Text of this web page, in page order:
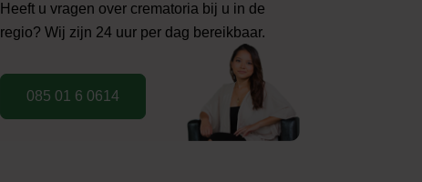
Heeft u vragen over crematoria bij u in de
regio? Wij zijn 24 uur per dag bereikbaar.
085 01 6 0614